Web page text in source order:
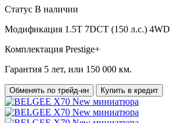
Статус В наличии
Модификация 1.5T 7DCT (150 л.с.) 4WD
Комплектация Prestige+
Гарантия 5 лет, или 150 000 км.
Обменять по трейд-ин Купить в кредит